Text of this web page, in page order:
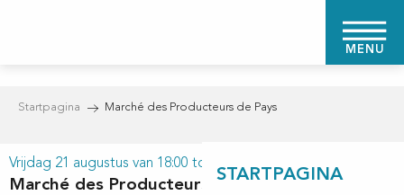
MENU
STARTPAGINA
Startpagina Marché des Producteurs de Pays
Vrijdag 21 augustus van 18:00 tot 23:00
Marché des Producteurs de Pays